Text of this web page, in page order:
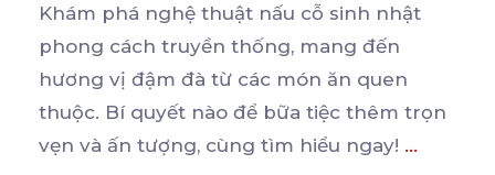
Khám phá nghệ thuật nấu cỗ sinh nhật
phong cách truyền thống, mang đến
hương vị đậm đà từ các món ăn quen
thuộc. Bí quyết nào để bữa tiệc thêm trọn
vẹn và ấn tượng, cùng tìm hiểu ngay! ...